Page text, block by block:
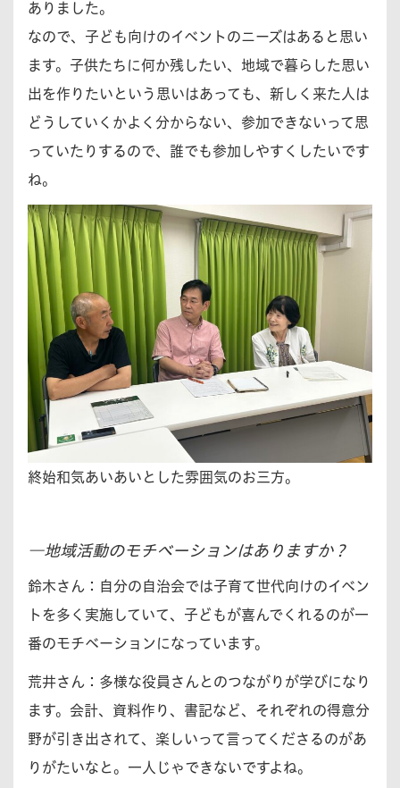
ありました。
なので、子ども向けのイベントのニーズはあると思い
ます。子供たちに何か残したい、地域で暮らした思い
出を作りたいという思いはあっても、新しく来た人は
どうしていくかよく分からない、参加できないって思
っていたりするので、誰でも参加しやすくしたいです
ね。
終始和気あいあいとした雰囲気のお三方。
―地域活動のモチベーションはありますか？
鈴木さん： 自分の自治会では子育て世代向けのイベン
トを多く実施していて、子どもが喜んでくれるのが一
番のモチベーションになっています。
荒井さん： 多様な役員さんとのつながりが学びになり
ます。会計、資料作り、書記など、それぞれの得意分
野が引き出されて、楽しいって言ってくださるのがあ
りがたいなと。一人じゃできないですよね。